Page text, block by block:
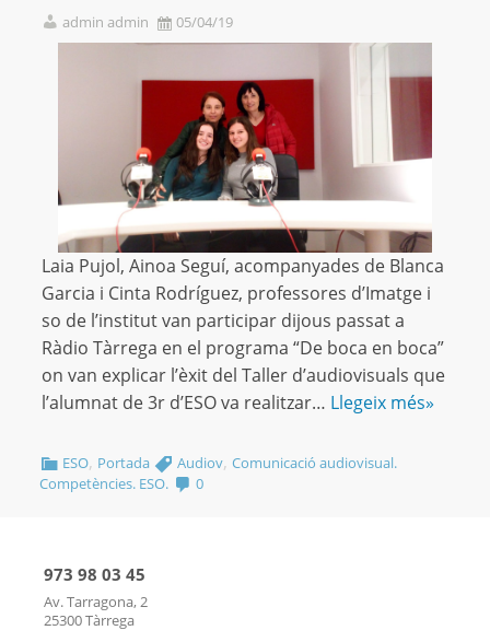
admin admin 05/04/19
Laia Pujol, Ainoa Seguí, acompanyades de Blanca
Garcia i Cinta Rodríguez, professores d’Imatge i
so de l’institut van participar dijous passat a
Ràdio Tàrrega en el programa “De boca en boca”
on van explicar l’èxit del Taller d’audiovisuals que
l’alumnat de 3r d’ESO va realitzar… Llegeix més»
ESO, Portada Audiov,Comunicació audiovisual.
Competències. ESO.
0
973 98 03 45
Av. Tarragona, 2
25300 Tàrrega